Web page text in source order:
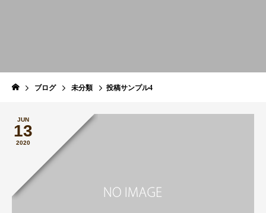
ブログ 未分類 投稿サンプル4
JUN
13
2020